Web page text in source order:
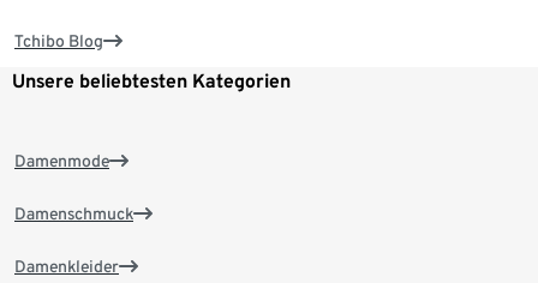
Tchibo Blog
Unsere beliebtesten Kategorien
Damenmode
Damenschmuck
Damenkleider